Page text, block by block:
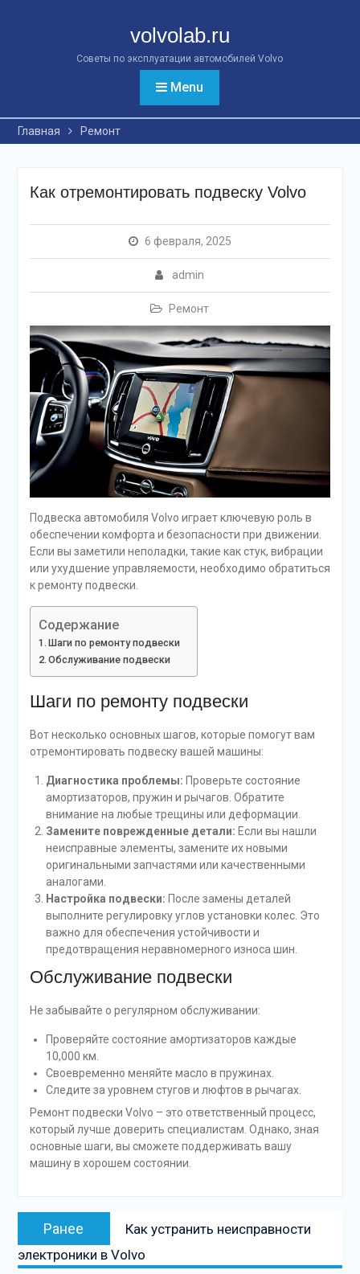
volvolab.ru
Советы по эксплуатации автомобилей Volvo
Menu
Главная Ремонт
Как отремонтировать подвеску Volvo
6 февраля, 2025
admin
Ремонт
Подвеска автомобиля Volvo играет ключевую роль в
обеспечении комфорта и безопасности при движении.
Если вы заметили неполадки, такие как стук, вибрации
или ухудшение управляемости, необходимо обратиться
к ремонту подвески.
Содержание
Шаги по ремонту подвески
Обслуживание подвески
Шаги по ремонту подвески
Вот несколько основных шагов, которые помогут вам
отремонтировать подвеску вашей машины:
Диагностика проблемы: Проверьте состояние
амортизаторов, пружин и рычагов. Обратите
внимание на любые трещины или деформации.
Замените поврежденные детали: Если вы нашли
неисправные элементы, замените их новыми
оригинальными запчастями или качественными
аналогами.
Настройка подвески: После замены деталей
выполните регулировку углов установки колес. Это
важно для обеспечения устойчивости и
предотвращения неравномерного износа шин.
Обслуживание подвески
Не забывайте о регулярном обслуживании:
Проверяйте состояние амортизаторов каждые
10,000 км.
Своевременно меняйте масло в пружинах.
Следите за уровнем стугов и люфтов в рычагах.
Ремонт подвески Volvo – это ответственный процесс,
который лучше доверить специалистам. Однако, зная
основные шаги, вы сможете поддерживать вашу
машину в хорошем состоянии.
Навигация
записям
Ранее
Предыдущая
запись:
Как устранить неисправности
электроники в Volvo